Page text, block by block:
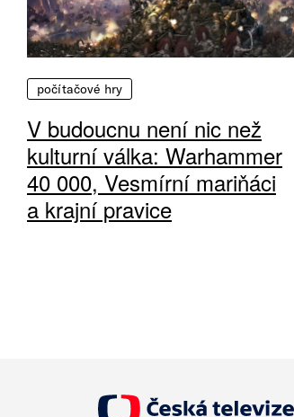
počítačové hry
V budoucnu není nic než
kulturní válka: Warhammer
40 000, Vesmírní mariňáci
a krajní pravice